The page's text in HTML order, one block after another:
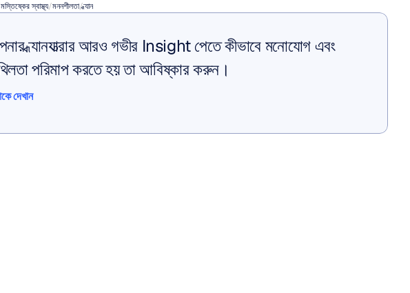
মস্তিষ্কের স্বাস্থ্য/মননশীলতা/ধ্যান
ধ্যানযাত্রার আরও গভীর Insight পেতে কীভাবে মনোযোগ এবং
পরিমাপ করতে হয় তা আবিষ্কার করুন।
দেখান